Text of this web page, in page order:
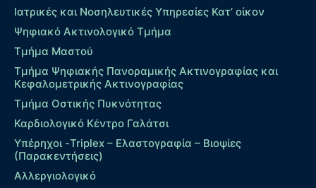
Ιατρικές και Νοσηλευτικές Υπηρεσίες Κατ’ οίκον
Ψηφιακό Ακτινολογικό Τμήμα
Τμήμα Μαστού
Τμήμα Ψηφιακής Πανοραμικής Ακτινογραφίας και
Κεφαλομετρικής Ακτινογραφίας
Τμήμα Οστικής Πυκνότητας
Καρδιολογικό Κέντρο Γαλάτσι
Υπέρηχοι -Triplex – Eλαστογραφία – Βιοψίες
(Παρακεντήσεις)
Αλλεργιολογικό